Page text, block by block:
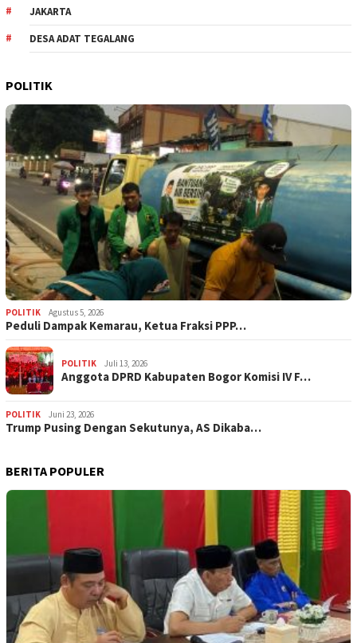
JAKARTA
DESA ADAT TEGALANG
POLITIK
POLITIK Agustus 5, 2026
‎Peduli Dampak Kemarau, Ketua Fraksi PPP…
POLITIK Juli 13, 2026
Anggota DPRD Kabupaten Bogor Komisi IV F…
POLITIK Juni 23, 2026
Trump Pusing Dengan Sekutunya, AS Dikaba…
BERITA POPULER